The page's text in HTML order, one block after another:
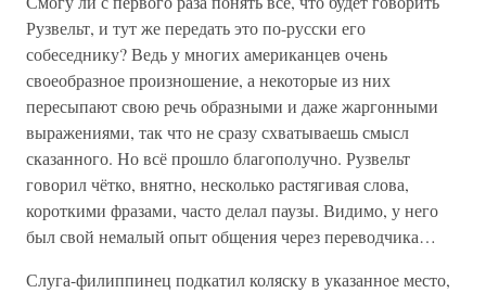
Рузвельт, и тут же передать это по-русски его
собеседнику? Ведь у многих американцев очень
своеобразное произношение, а некоторые из них
пересыпают свою речь образными и даже жаргонными
выражениями, так что не сразу схватываешь смысл
сказанного. Но всё прошло благополучно. Рузвельт
говорил чётко, внятно, несколько растягивая слова,
короткими фразами, часто делал паузы. Видимо, у него
был свой немалый опыт общения через переводчика…
Слуга-филиппинец подкатил коляску в указанное место,